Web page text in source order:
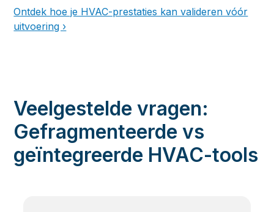
Ontdek hoe je HVAC-prestaties kan valideren vóór
uitvoering ›
Veelgestelde vragen:
Gefragmenteerde vs
geïntegreerde HVAC-tools